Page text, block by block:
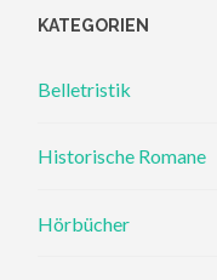
KATEGORIEN
Belletristik
Historische Romane
Hörbücher